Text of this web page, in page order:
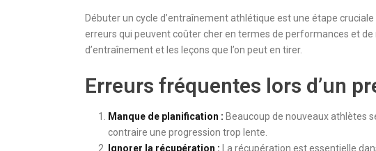
Débuter un cycle d’entraînement athlétique est une étape
erreurs qui peuvent coûter cher en termes de performances et
d’entraînement et les leçons que l’on peut en tirer.
Erreurs fréquentes lors d’un
Manque de planification : Beaucoup de nouveaux athlètes
contraire une progression trop lente.
Ignorer la récupération : La récupération est essentielle